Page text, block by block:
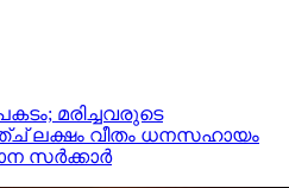
മരിച്ചവരുടെ
ലക്ഷം വീതം ധനസഹായം
സര്‍ക്കാര്‍